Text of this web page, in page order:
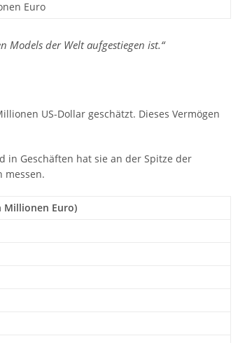
Euro
der Welt aufgestiegen ist.“
US-Dollar geschätzt. Dieses Vermögen
in Geschäften hat sie an der Spitze der
messen.
Millionen Euro)